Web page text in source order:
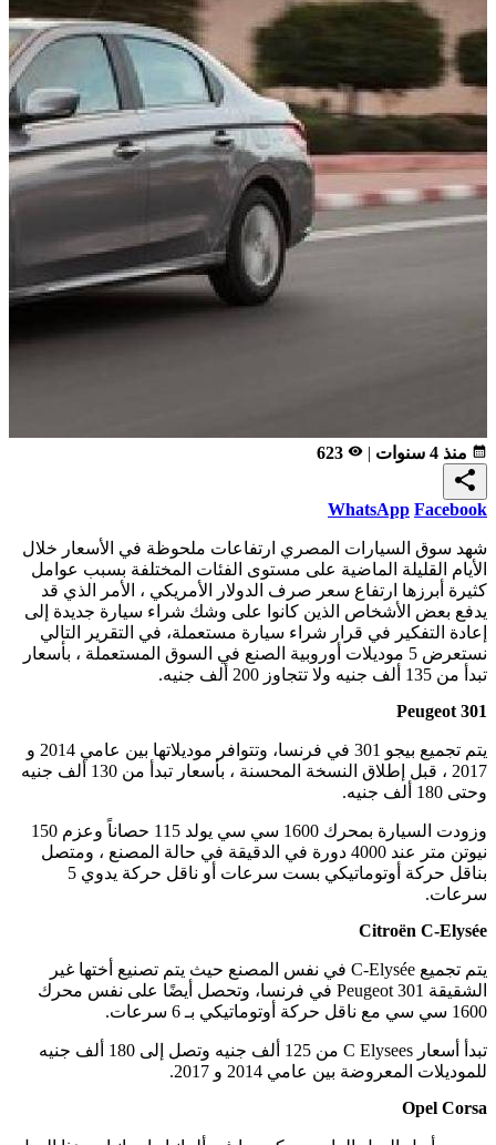
calendar_month منذ 4 سنوات |
remove_red_eye
share
WhatsApp Facebook
شهد سوق السيارات المصري ارتفاعات ملحوظة في الأسعار خلال
الأيام القليلة الماضية على مستوى الفئات المختلفة بسبب عوامل
كثيرة أبرزها ارتفاع سعر صرف الدولار الأمريكي ، الأمر الذي قد
يدفع بعض الأشخاص الذين كانوا على وشك شراء سيارة جديدة إلى
إعادة التفكير في قرار شراء سيارة مستعملة، في التقرير التالي
نستعرض 5 موديلات أوروبية الصنع في السوق المستعملة ، بأسعار
تبدأ من 135 ألف جنيه ولا تتجاوز 200 ألف جنيه.
Peugeot 301
يتم تجميع بيجو 301 في فرنسا، وتتوافر موديلاتها بين عامي 2014 و
2017 ، قبل إطلاق النسخة المحسنة ، بأسعار تبدأ من 130 ألف جنيه
وحتى 180 ألف جنيه.
وزودت السيارة بمحرك 1600 سي سي يولد 115 حصاناً وعزم 150
نيوتن متر عند 4000 دورة في الدقيقة في حالة المصنع ، ومتصل
بناقل حركة أوتوماتيكي بست سرعات أو ناقل حركة يدوي 5
سرعات.
Citroën C-Elysée
يتم تجميع C-Elysée في نفس المصنع حيث يتم تصنيع أختها غير
الشقيقة Peugeot 301 في فرنسا، وتحصل أيضًا على نفس محرك
1600 سي سي مع ناقل حركة أوتوماتيكي بـ 6 سرعات.
تبدأ أسعار C Elysees من 125 ألف جنيه وتصل إلى 180 ألف جنيه
للموديلات المعروضة بين عامي 2014 و 2017.
Opel Corsa